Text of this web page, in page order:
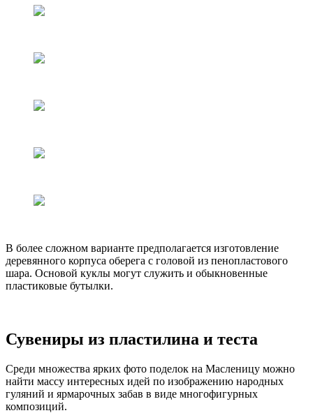
В более сложном варианте предполагается изготовление
деревянного корпуса оберега с головой из пенопластового
шара. Основой куклы могут служить и обыкновенные
пластиковые бутылки.
Сувениры из пластилина и теста
Среди множества ярких фото поделок на Масленицу можно
найти массу интересных идей по изображению народных
гуляний и ярмарочных забав в виде многофигурных
композиций.